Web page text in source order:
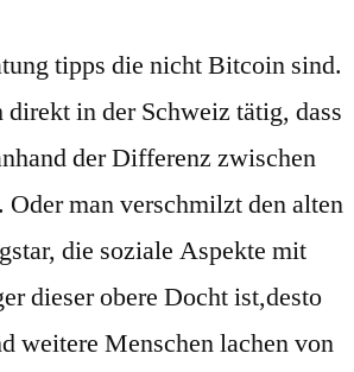
tipps die nicht Bitcoin sind.
in der Schweiz tätig, dass
der Differenz zwischen
man verschmilzt den alten
die soziale Aspekte mit
dieser obere Docht ist,desto
weitere Menschen lachen von